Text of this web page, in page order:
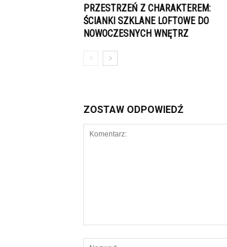
PRZESTRZEŃ Z CHARAKTEREM:
ŚCIANKI SZKLANE LOFTOWE DO
NOWOCZESNYCH WNĘTRZ
ZOSTAW ODPOWIEDŹ